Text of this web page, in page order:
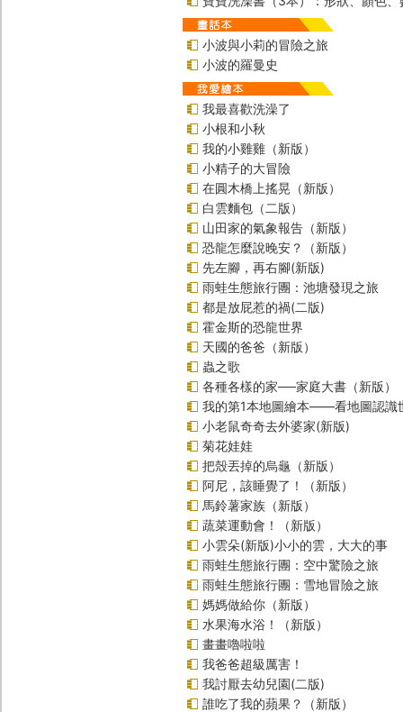
小波與小莉的冒險之旅
小波的羅曼史
我最喜歡洗澡了
小根和小秋
我的小雞雞（新版）
小精子的大冒險
在圓木橋上搖晃（新版）
白雲麵包（二版）
山田家的氣象報告（新版）
恐龍怎麼說晚安？（新版）
先左腳，再右腳(新版)
雨蛙生態旅行團：池塘發現之旅
都是放屁惹的禍(二版)
霍金斯的恐龍世界
天國的爸爸（新版）
蟲之歌
各種各樣的家──家庭大書（新版）
我的第1本地圖繪本――看地圖認識
小老鼠奇奇去外婆家(新版)
菊花娃娃
把殼丟掉的烏龜（新版）
阿尼，該睡覺了！（新版）
馬鈴薯家族（新版）
蔬菜運動會！（新版）
小雲朵(新版)小小的雲，大大的事
雨蛙生態旅行團：空中驚險之旅
雨蛙生態旅行團：雪地冒險之旅
媽媽做給你（新版）
水果海水浴！（新版）
畫畫嚕啦啦
我爸爸超級厲害！
我討厭去幼兒園(二版)
誰吃了我的蘋果？（新版）